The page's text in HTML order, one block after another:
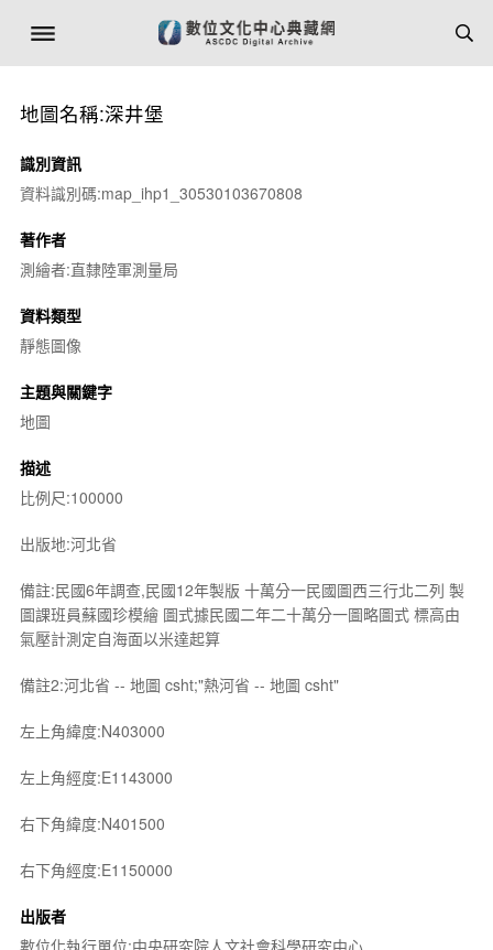
地圖名稱:深井堡
識別資訊
資料識別碼:map_ihp1_30530103670808
著作者
測繪者:直隸陸軍測量局
資料類型
靜態圖像
主題與關鍵字
地圖
描述
比例尺:100000
出版地:河北省
備註:民國6年調查,民國12年製版 十萬分一民國圖西三行北二列 製
圖課班員蘇國珍模繪 圖式據民國二年二十萬分一圖略圖式 標高由
氣壓計測定自海面以米達起算
備註2:河北省 -- 地圖 csht;"熱河省 -- 地圖 csht"
左上角緯度:N403000
左上角經度:E1143000
右下角緯度:N401500
右下角經度:E1150000
出版者
數位化執行單位:中央研究院人文社會科學研究中心